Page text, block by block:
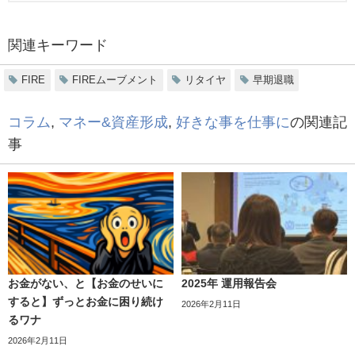
関連キーワード
FIRE FIREムーブメント リタイヤ 早期退職
コラム, マネー&資産形成, 好きな事を仕事にの関連記
事
お金がない、と【お金のせいに
すると】ずっとお金に困り続け
るワナ
2026年2月11日
2025年 運用報告会
2026年2月11日